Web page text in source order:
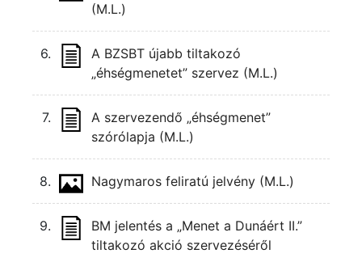
(M.L.)
6.
A BZSBT újabb tiltakozó
„éhségmenetet” szervez (M.L.)
7.
A szervezendő „éhségmenet”
szórólapja (M.L.)
8. Nagymaros feliratú jelvény (M.L.)
9.
BM jelentés a „Menet a Dunáért II.”
tiltakozó akció szervezéséről